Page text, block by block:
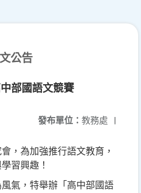
公告
部國語文競賽
發布單位： 教務處 |
，為加強推行語文教育，
習興趣！
氣，特舉辦「高中部國語